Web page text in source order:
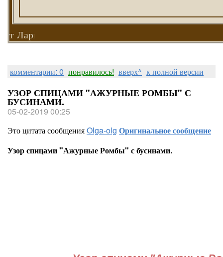
Ларки
комментарии: 0 понравилось! вверх^ к полной версии
УЗОР СПИЦАМИ "АЖУРНЫЕ РОМБЫ" С
БУСИНАМИ.
05-02-2019 00:25
Это цитата сообщенияOlga-olg Оригинальное сообщение
Узор спицами "Ажурные Ромбы" с бусинами.